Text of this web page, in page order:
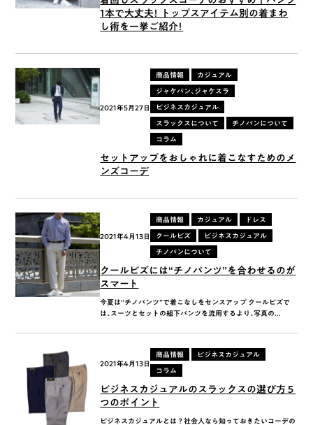
1本で大丈夫！ トップスアイテム別の着まわ
し術を一挙ご紹介！
2021年5月27日
商品情報 カジュアル
ジャケパン、ジャケスラ
ビジネスカジュアル
スラックスについて チノパンについて
コラム
セットアップをおしゃれに着こなすためのメ
ンズコーデ
2021年4月13日
商品情報 カジュアル ドレス
クールビズ ビジネスカジュアル
チノパンについて
クールビズには“チノパンツ”を合わせるのが
スマート
今夏は“チノパンツ”で着こなしをセンスアップ クールビズで
は、スーツとセットの組下パンツを流用するより、写真の...
2021年4月13日
商品情報 ビジネスカジュアル
コラム
ビジネスカジュアルのスラックスの選び方５
つのポイント
ビジネスカジュアルとは？社会人なら知っておきたいコーデの